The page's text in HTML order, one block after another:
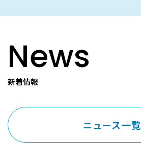
News
新着情報
ニュース一覧